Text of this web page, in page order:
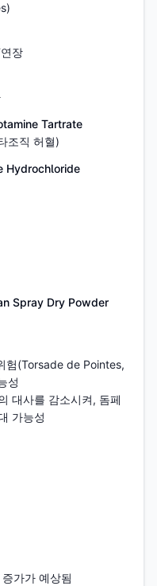
장
Tartrate
조직 허혈)
Hydrochloride
Spray Dry Powder
험(Torsade de Pointes,
성
대사를 감소시켜, 돔페
가능성
가가 예상됨